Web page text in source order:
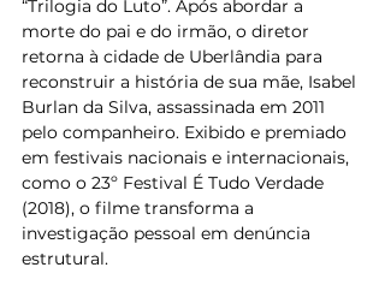
“Trilogia do Luto”. Após abordar a
morte do pai e do irmão, o diretor
retorna à cidade de Uberlândia para
reconstruir a história de sua mãe, Isabel
Burlan da Silva, assassinada em 2011
pelo companheiro. Exibido e premiado
em festivais nacionais e internacionais,
como o 23º Festival É Tudo Verdade
(2018), o filme transforma a
investigação pessoal em denúncia
estrutural.